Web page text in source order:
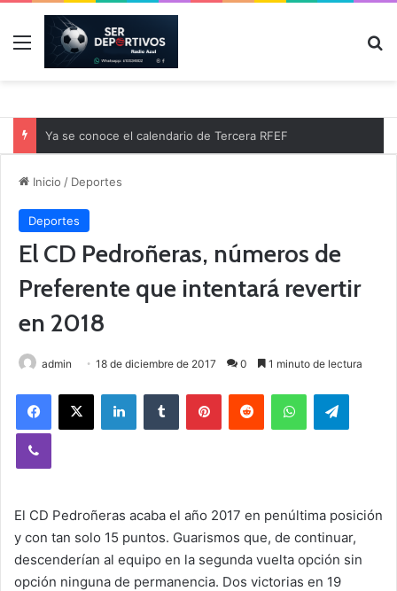
Menú
Ya se conoce el calendario de Tercera RFEF
Inicio / Deportes
Deportes
El CD Pedroñeras, números de
Preferente que intentará revertir
en 2018
admin 18 de diciembre de 2017 0 1 minuto de lectura
El CD Pedroñeras acaba el año 2017 en penúltima posición
y con tan solo 15 puntos. Guarismos que, de continuar,
descenderían al equipo en la segunda vuelta opción sin
opción ninguna de permanencia. Dos victorias en 19